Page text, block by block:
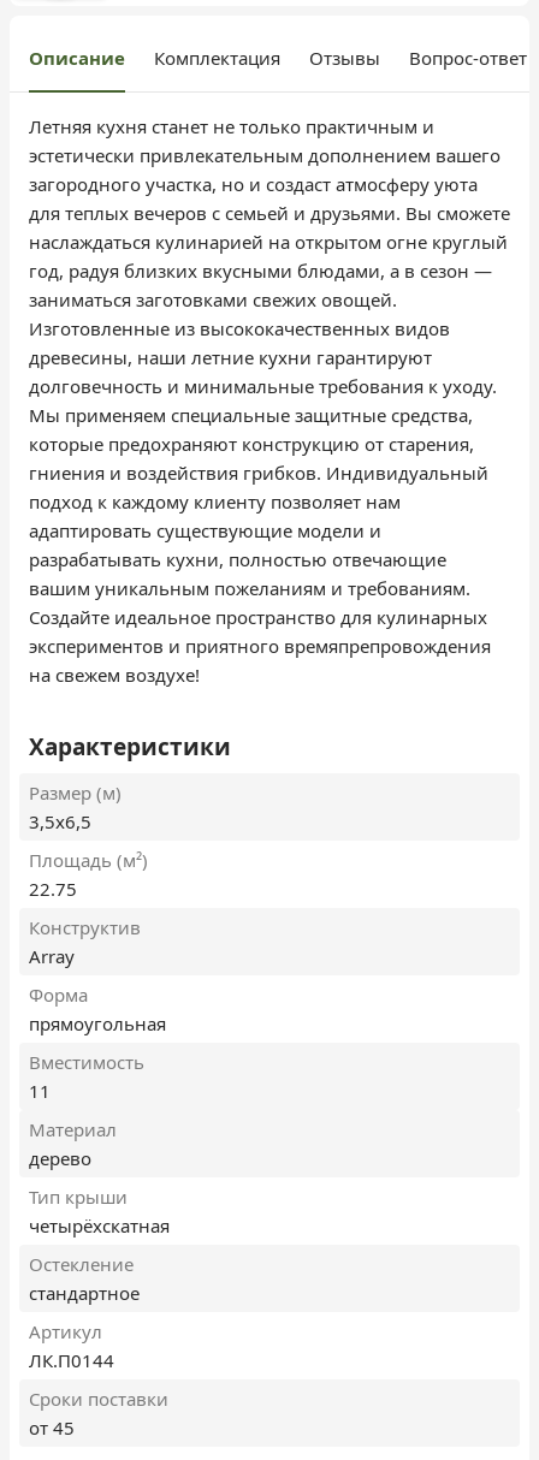
Описание Комплектация Отзывы Вопрос-ответ
Летняя кухня станет не только практичным и
эстетически привлекательным дополнением вашего
загородного участка, но и создаст атмосферу уюта
для теплых вечеров с семьей и друзьями. Вы сможете
наслаждаться кулинарией на открытом огне круглый
год, радуя близких вкусными блюдами, а в сезон —
заниматься заготовками свежих овощей.
Изготовленные из высококачественных видов
древесины, наши летние кухни гарантируют
долговечность и минимальные требования к уходу.
Мы применяем специальные защитные средства,
которые предохраняют конструкцию от старения,
гниения и воздействия грибков. Индивидуальный
подход к каждому клиенту позволяет нам
адаптировать существующие модели и
разрабатывать кухни, полностью отвечающие
вашим уникальным пожеланиям и требованиям.
Создайте идеальное пространство для кулинарных
экспериментов и приятного времяпрепровождения
на свежем воздухе!
Характеристики
Размер (м)
3,5х6,5
Площадь (м²)
22.75
Конструктив
Array
Форма
прямоугольная
Вместимость
11
Материал
дерево
Тип крыши
четырёхскатная
Остекление
стандартное
Артикул
ЛК.П0144
Сроки поставки
от 45